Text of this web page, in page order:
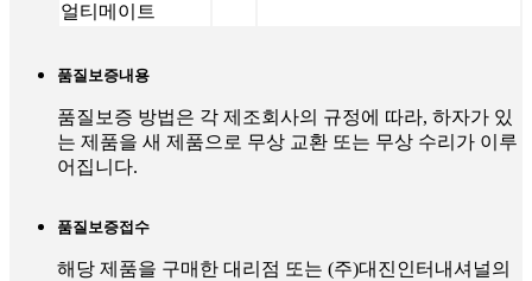
얼티메이트
품질보증내용
품질보증 방법은 각 제조회사의 규정에 따라, 하자가 있
는 제품을 새 제품으로 무상 교환 또는 무상 수리가 이루
어집니다.
품질보증접수
해당 제품을 구매한 대리점 또는 (주)대진인터내셔널의